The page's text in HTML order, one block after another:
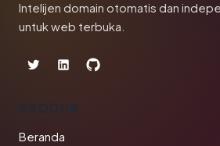
Intelijen domain otomatis dan
untuk web terbuka.
PRODUK
Beranda